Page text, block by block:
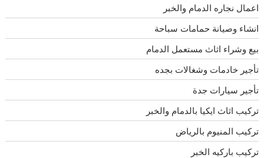
اعمال نجاره الدمام والخبر
انشاء وصيانة حمامات سباحة
بيع وشراء اثاث مستعمل الدمام
تأجير خادمات وشغالات بجده
تأجير سيارات جدة
تركيب اثاث ايكيا بالدمام والخبر
تركيب المنيوم بالرياض
تركيب باركيه الخبر